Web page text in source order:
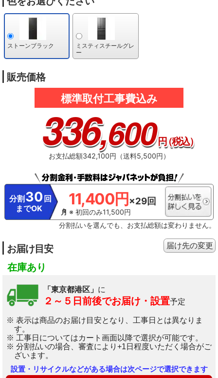
存。周囲温度25℃、扉開閉なし。結果：霜つき抑制運転なし2022年商品NR-
※5 魚や肉類などがサクッと切れます。食品の種類や量、冷却時間な
※6 ボトルコーナーは含まない。ボトルコーナー
に保存した野菜の乾燥が気になる場合はラップや袋に入れて保存すること。
ストーンブラック
ミスティスチールグレ
ー
販売価格
標準取付工事費込み
336,600円（税込）
お支払総額342,100円（送料5,500円）
分割 30 回
までOK
11,400円 ×29回
※ 初回のみ11,500円
分割払いを選んでも、お支払総額は変わりません。
お届け目安
在庫あり
「東京都港区」 に
２～５日前後でお届け・設置予定
※ 表示は商品のお届け目安となり、工事日とは異なりま
す。
※ 工事日についてはカート画面以降で選択が可能です。
※ 分割払いの場合、審査により+1日程度いただく場合がご
ざいます。
届け先の変更
設置・リサイクルなどがある場合は次ページで選択できます